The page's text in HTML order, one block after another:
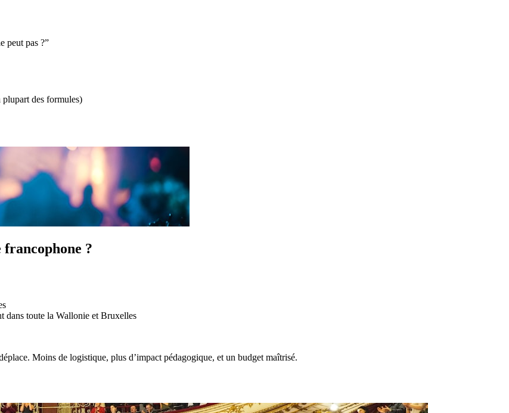
peut pas ?”
plupart des formules)
francophone ?
dans toute la Wallonie et Bruxelles
Moins de logistique, plus d’impact pédagogique, et un budget maîtrisé.